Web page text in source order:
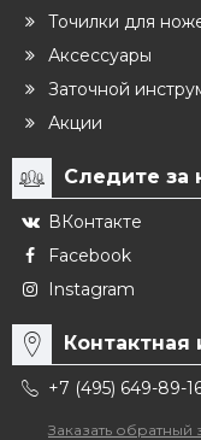
Точилки для
Аксессуары
Заточной
Акции
Следите за
ВКонтакте
Facebook
Instagram
+7 (495) 649-89-
Заказать обратный